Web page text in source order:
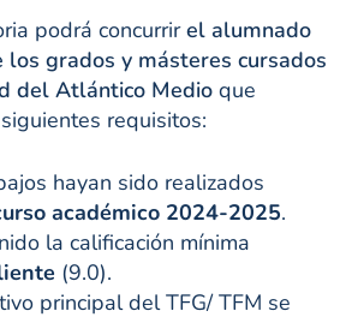
podrá concurrirel alumnado
los grados y másteres cursados
del Atlántico Medio que
requisitos:
hayan sido realizados
académico 2024-2025.
la calificación mínima
(9.0).
principal del TFG/ TFM se